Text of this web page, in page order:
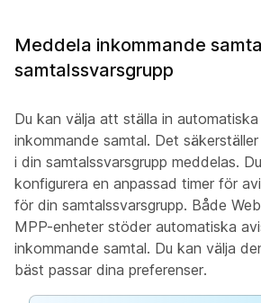
Meddela inkommande
samtalssvarsgrupp
Du kan välja att ställa in
inkommande samtal. Det
i din samtalssvarsgrupp meddelas.
konfigurera en anpassad timer för
för din samtalssvarsgrupp. Både
MPP-enheter stöder automatiska
inkommande samtal. Du kan välja
bäst passar dina preferenser.